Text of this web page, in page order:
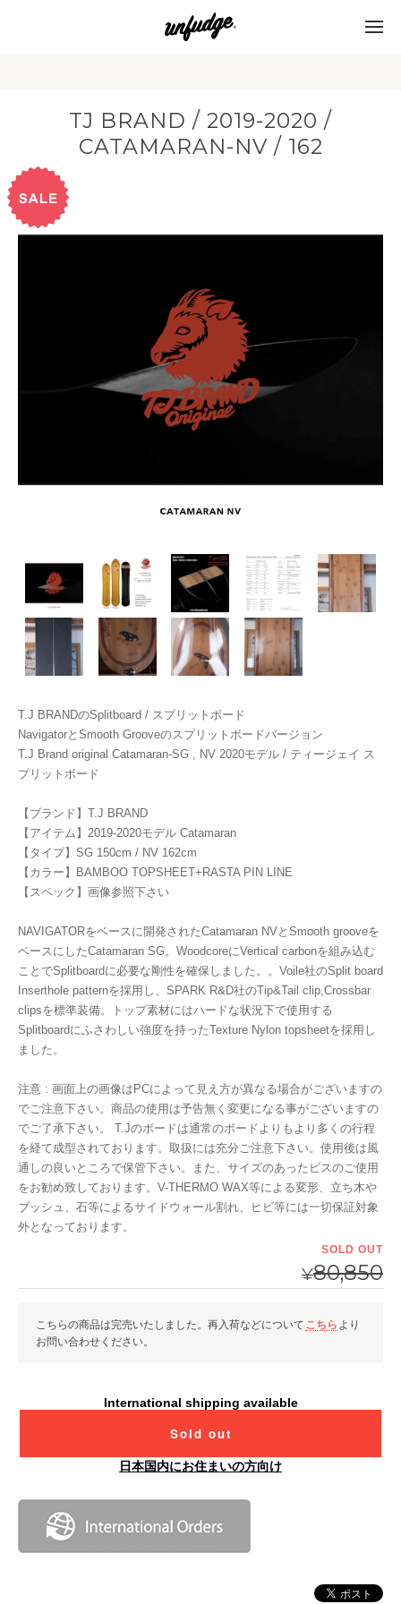
TJ BRAND / 2019-2020 /
CATAMARAN-NV / 162
T.J BRANDのSplitboard / スプリットボード
NavigatorとSmooth Grooveのスプリットボードバージョン
T.J Brand original Catamaran-SG , NV 2020モデル / ティージェイ ス
プリットボード
【ブランド】T.J BRAND
【アイテム】2019-2020モデル Catamaran
【タイプ】SG 150cm / NV 162cm
【カラー】BAMBOO TOPSHEET+RASTA PIN LINE
【スペック】画像参照下さい
NAVIGATORをベースに開発されたCatamaran NVとSmooth grooveを
ベースにしたCatamaran SG。WoodcoreにVertical carbonを組み込む
ことでSplitboardに必要な剛性を確保しました。。Voile社のSplit board
Inserthole patternを採用し、SPARK R&D社のTip&Tail clip,Crossbar
clipsを標準装備。トップ素材にはハードな状況下で使用する
Splitboardにふさわしい強度を持ったTexture Nylon topsheetを採用し
ました。
注意 : 画面上の画像はPCによって見え方が異なる場合がございますの
でご注意下さい。商品の使用は予告無く変更になる事がございますの
でご了承下さい。 T.Jのボードは通常のボードよりもより多くの行程
を経て成型されております。取扱には充分ご注意下さい。使用後は風
通しの良いところで保管下さい。また、サイズのあったビスのご使用
をお勧め致しております。V-THERMO WAX等による変形、立ち木や
ブッシュ、石等によるサイドウォール割れ、ヒビ等には一切保証対象
外となっております。
¥80,850
SOLD OUT
こちらの商品は完売いたしました。再入荷などについて こちら より
お問い合わせください。
International shipping available
Sold out
日本国内にお住まいの方向け